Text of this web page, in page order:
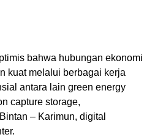
bahwa hubungan ekonomi
kuat melalui berbagai kerja
antara lain green energy
capture storage,
– Karimun, digital